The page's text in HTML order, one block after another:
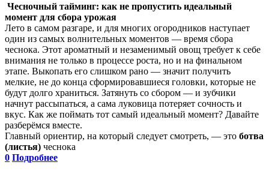
Чесночный тайминг: как не пропустить идеальный
момент для сбора урожая
Лето в самом разгаре, и для многих огородников наступает
один из самых волнительных моментов — время сбора
чеснока. Этот ароматный и незаменимый овощ требует к себе
внимания не только в процессе роста, но и на финальном
этапе. Выкопать его слишком рано — значит получить
мелкие, не до конца сформировавшиеся головки, которые не
будут долго храниться. Затянуть со сбором — и зубчики
начнут рассыпаться, а сама луковица потеряет сочность и
вкус. Как же поймать тот самый идеальный момент? Давайте
разберёмся вместе.
Главный ориентир, на который следует смотреть, — это ботва
(листья) чеснока
0 Подробнее